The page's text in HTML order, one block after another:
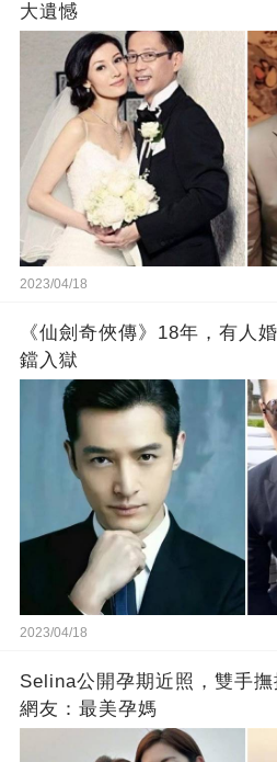
大遺憾
2023/04/18
《仙劍奇俠傳》18年，有人
鐺入獄
2023/04/18
Selina公開孕期近照，雙手撫
網友：最美孕媽